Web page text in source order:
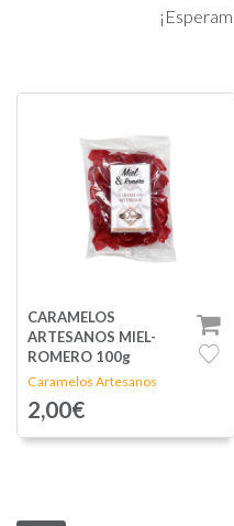
CARAMELOS
ARTESANOS MIEL-
JENGIBRE 100g
Caramelos Artesanos
2,00€